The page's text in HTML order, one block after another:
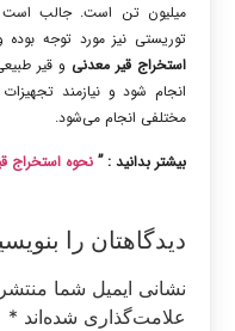
میلیون تن است. جالب است
توریستی نیز مورد توجه بوده
استخراج قیر معدنی و قیر
انجام شود و نیازمند
مختلفی انجام می‌شود.
بیشتر بدانید : ” نحوه استخراج
دیدگاهتان را
نشانی ایمیل شما
علامت‌گذاری شده‌اند *